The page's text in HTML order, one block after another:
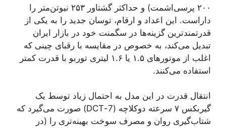
۲۰۰ پرسی‌اشمت) و حداکثر گشتاور ۲۵۳ نیوتن‌متر را
داراست. این اعداد و ارقام، توسان جدید را به یکی از
قدرتمندترین گزینه‌ها در سگمنت خود در بازار ایران
تبدیل می‌کند، به خصوص در مقایسه با رقبای چینی که
اغلب از موتورهای ۱.۵ یا ۱.۶ لیتری توربو با قدرت کمتر
استفاده می‌کنند.
انتقال قدرت در این مدل به احتمال زیاد توسط یک
گیربکس ۷ سرعته دوکلاچه (7-DCT) صورت می‌گیرد که
شتاب‌گیری روان و مصرف سوخت بهینه‌تری را (در